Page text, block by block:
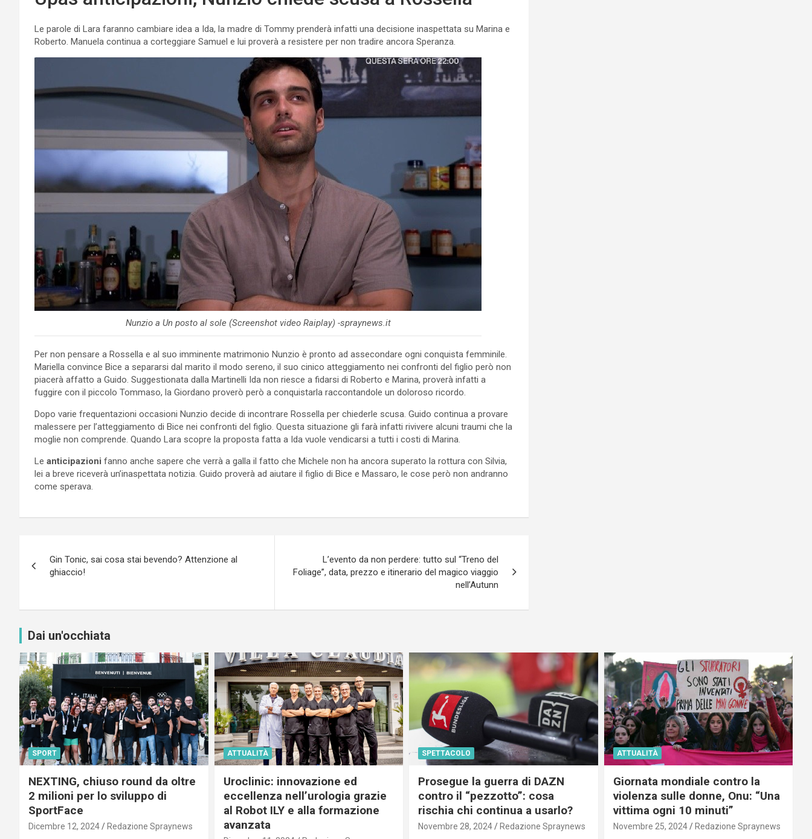
Le parole di Lara faranno cambiare idea a Ida, la madre di Tommy prenderà infatti una decisione inaspettata su Marina e
Roberto. Manuela continua a corteggiare Samuel e lui proverà a resistere per non tradire ancora Speranza.
Nunzio a Un posto al sole (Screenshot video Raiplay) -spraynews.it
Per non pensare a Rossella e al suo imminente matrimonio Nunzio è pronto ad assecondare ogni conquista femminile.
Mariella convince Bice a separarsi dal marito il modo sereno, il suo cinico atteggiamento nei confronti del figlio però non
piacerà affatto a Guido. Suggestionata dalla Martinelli Ida non riesce a fidarsi di Roberto e Marina, proverà infatti a
fuggire con il piccolo Tommaso, la Giordano proverò però a conquistarla raccontandole un doloroso ricordo.
Dopo varie frequentazioni occasioni Nunzio decide di incontrare Rossella per chiederle scusa. Guido continua a provare
malessere per l’atteggiamento di Bice nei confronti del figlio. Questa situazione gli farà infatti rivivere alcuni traumi che la
moglie non comprende. Quando Lara scopre la proposta fatta a Ida vuole vendicarsi a tutti i costi di Marina.
Le anticipazioni fanno anche sapere che verrà a galla il fatto che Michele non ha ancora superato la rottura con Silvia,
lei a breve riceverà un’inaspettata notizia. Guido proverà ad aiutare il figlio di Bice e Massaro, le cose però non andranno
come sperava.
articoli
Gin Tonic, sai cosa stai bevendo? Attenzione al
ghiaccio!
L’evento da non perdere: tutto sul “Treno del
Foliage”, data, prezzo e itinerario del magico viaggio
nell’Autunn
Dai un'occhiata
SPORT
NEXTING, chiuso round da oltre
2 milioni per lo sviluppo di
SportFace
Dicembre 12, 2024 Redazione Spraynews
ATTUALITÀ
Uroclinic: innovazione ed
eccellenza nell’urologia grazie
al Robot ILY e alla formazione
avanzata
SPETTACOLO
Prosegue la guerra di DAZN
contro il “pezzotto”: cosa
rischia chi continua a usarlo?
Novembre 28, 2024 Redazione Spraynews
ATTUALITÀ
Giornata mondiale contro la
violenza sulle donne, Onu: “Una
vittima ogni 10 minuti”
Novembre 25, 2024 Redazione Spraynews